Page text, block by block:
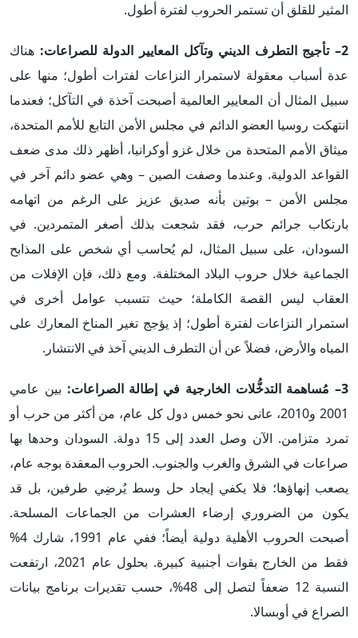
المثير للقلق أن تستمر الحروب لفترة أطول.
2– تأجيج التطرف الديني وتآكل المعايير الدولة للصراعات:
هناك
عدة أسباب معقولة لاستمرار النزاعات لفترات أطول؛ منها على
سبيل المثال أن المعايير العالمية أصبحت آخذة في التآكل؛ فعندما
انتهكت روسيا العضو الدائم في مجلس الأمن التابع للأمم المتحدة،
ميثاق الأمم المتحدة من خلال غزو أوكرانيا، أظهر ذلك مدى ضعف
القواعد الدولية. وعندما وصفت الصين – وهي عضو دائم آخر في
مجلس الأمن – بوتين بأنه صديق عزيز على الرغم من اتهامه
بارتكاب جرائم حرب، فقد شجعت بذلك أصغر المتمردين. في
السودان، على سبيل المثال، لم يُحاسب أي شخص على المذابح
الجماعية خلال حروب البلاد المختلفة. ومع ذلك، فإن الإفلات من
العقاب ليس القصة الكاملة؛ حيث تتسبب عوامل أخرى في
استمرار النزاعات لفترة أطول؛ إذ يؤجج تغير المناخ المعارك على
المياه والأرض، فضلاً عن أن التطرف الديني آخذ في الانتشار.
3– مُساهمة التدخُّلات الخارجية في إطالة الصراعات:
بين عامي
2001 و2010، عانى نحو خمس دول كل عام، من أكثر من حرب أو
تمرد متزامن. الآن وصل العدد إلى 15 دولة. السودان وحدها بها
صراعات في الشرق والغرب والجنوب. الحروب المعقدة بوجه عام،
يصعب إنهاؤها؛ فلا يكفي إيجاد حل وسط يُرضِي طرفين، بل قد
يكون من الضروري إرضاء العشرات من الجماعات المسلحة.
أصبحت الحروب الأهلية دولية أيضاً؛ ففي عام 1991، شارك 4%
فقط من الخارج بقوات أجنبية كبيرة. بحلول عام 2021، ارتفعت
النسبة 12 ضعفاً لتصل إلى 48%، حسب تقديرات برنامج بيانات
الصراع في أوبسالا.